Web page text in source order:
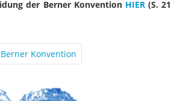
Berner Konvention